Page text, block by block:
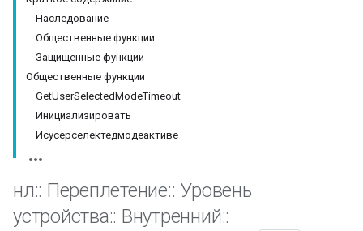
Наследование
Общественные функции
Защищенные функции
Общественные функции
GetUserSelectedModeTimeout
Инициализировать
Исусерселектедмодеактиве
нл:: Переплетение:: Уровень
устройства:: Внутренний::